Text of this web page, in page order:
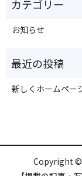
お知らせ
新しくホームペー
Copyright ©